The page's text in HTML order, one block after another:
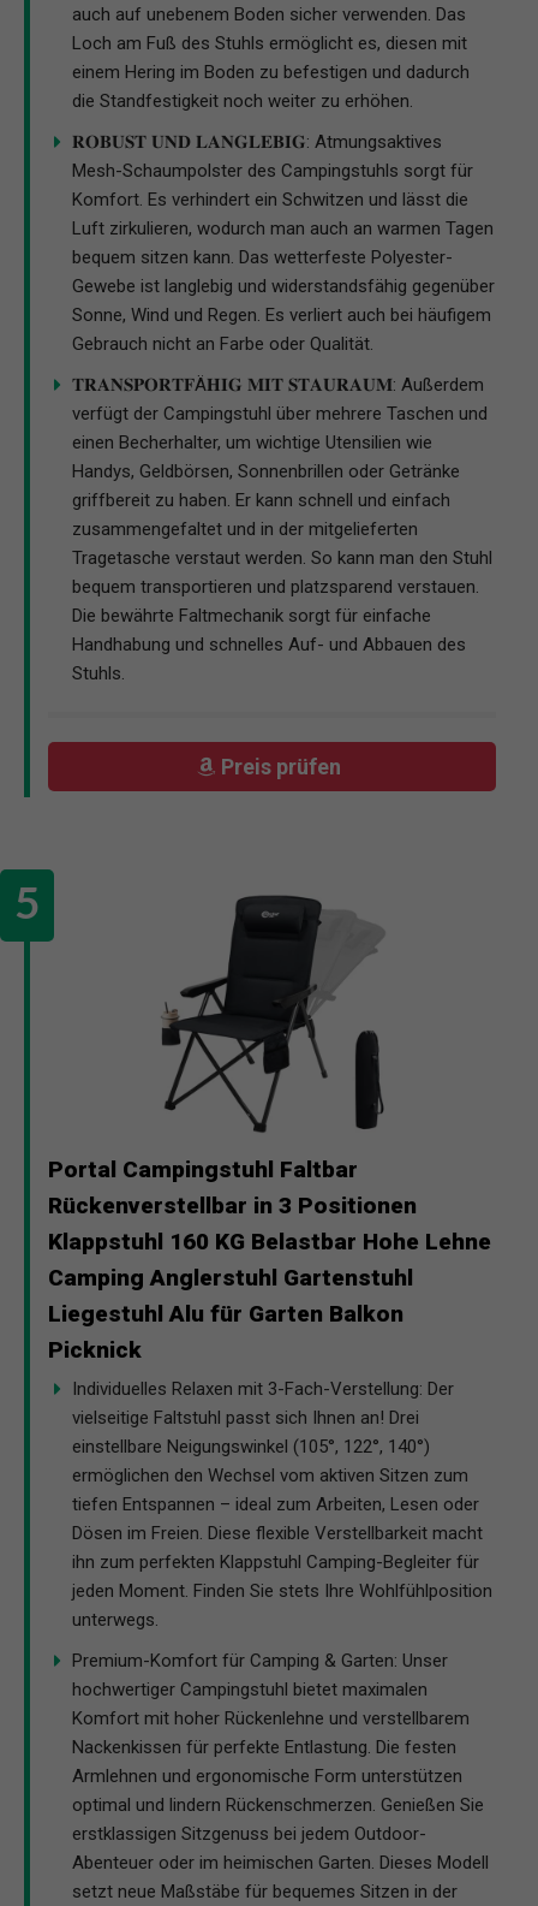
auch auf unebenem Boden sicher verwenden. Das
Loch am Fuß des Stuhls ermöglicht es, diesen mit
einem Hering im Boden zu befestigen und dadurch
die Standfestigkeit noch weiter zu erhöhen.
𝐑𝐎𝐁𝐔𝐒𝐓 𝐔𝐍𝐃 𝐋𝐀𝐍𝐆𝐋𝐄𝐁𝐈𝐆: Atmungsaktives
Mesh-Schaumpolster des Campingstuhls sorgt für
Komfort. Es verhindert ein Schwitzen und lässt die
Luft zirkulieren, wodurch man auch an warmen Tagen
bequem sitzen kann. Das wetterfeste Polyester-
Gewebe ist langlebig und widerstandsfähig gegenüber
Sonne, Wind und Regen. Es verliert auch bei häufigem
Gebrauch nicht an Farbe oder Qualität.
𝐓𝐑𝐀𝐍𝐒𝐏𝐎𝐑𝐓𝐅Ä𝐇𝐈𝐆 𝐌𝐈𝐓 𝐒𝐓𝐀𝐔𝐑𝐀𝐔𝐌: Außerdem
verfügt der Campingstuhl über mehrere Taschen und
einen Becherhalter, um wichtige Utensilien wie
Handys, Geldbörsen, Sonnenbrillen oder Getränke
griffbereit zu haben. Er kann schnell und einfach
zusammengefaltet und in der mitgelieferten
Tragetasche verstaut werden. So kann man den Stuhl
bequem transportieren und platzsparend verstauen.
Die bewährte Faltmechanik sorgt für einfache
Handhabung und schnelles Auf- und Abbauen des
Stuhls.
Preis prüfen
Portal Campingstuhl Faltbar
Rückenverstellbar in 3 Positionen
Klappstuhl 160 KG Belastbar Hohe Lehne
Camping Anglerstuhl Gartenstuhl
Liegestuhl Alu für Garten Balkon
Picknick
Individuelles Relaxen mit 3-Fach-Verstellung: Der
vielseitige Faltstuhl passt sich Ihnen an! Drei
einstellbare Neigungswinkel (105°, 122°, 140°)
ermöglichen den Wechsel vom aktiven Sitzen zum
tiefen Entspannen – ideal zum Arbeiten, Lesen oder
Dösen im Freien. Diese flexible Verstellbarkeit macht
ihn zum perfekten Klappstuhl Camping-Begleiter für
jeden Moment. Finden Sie stets Ihre Wohlfühlposition
unterwegs.
Premium-Komfort für Camping & Garten: Unser
hochwertiger Campingstuhl bietet maximalen
Komfort mit hoher Rückenlehne und verstellbarem
Nackenkissen für perfekte Entlastung. Die festen
Armlehnen und ergonomische Form unterstützen
optimal und lindern Rückenschmerzen. Genießen Sie
erstklassigen Sitzgenuss bei jedem Outdoor-
Abenteuer oder im heimischen Garten. Dieses Modell
setzt neue Maßstäbe für bequemes Sitzen in der